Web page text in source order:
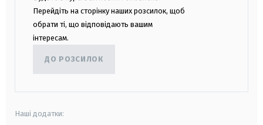
Перейдіть на сторінку наших розсилок, щоб
обрати ті, що відповідають вашим
інтересам.
ДО РОЗСИЛОК
Наші додатки: